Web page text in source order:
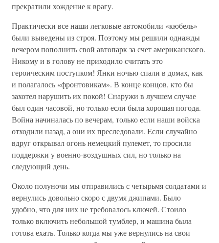
прекратили хождение к врагу.
Практически все наши легковые автомобили «кюбель»
были выведены из строя. Поэтому мы решили однажды
вечером пополнить свой автопарк за счет американского.
Никому и в голову не приходило считать это
героическим поступком! Янки ночью спали в домах, как
и полагалось «фронтовикам». В конце концов, кто бы
захотел нарушить их покой! Снаружи в лучшем случае
был один часовой, но только если была хорошая погода.
Война начиналась по вечерам, только если наши войска
отходили назад, а они их преследовали. Если случайно
вдруг открывал огонь немецкий пулемет, то просили
поддержки у военно-воздушных сил, но только на
следующий день.
Около полуночи мы отправились с четырьмя солдатами и
вернулись довольно скоро с двумя джипами. Было
удобно, что для них не требовалось ключей. Стоило
только включить небольшой тумблер, и машина была
готова ехать. Только когда мы уже вернулись на свои